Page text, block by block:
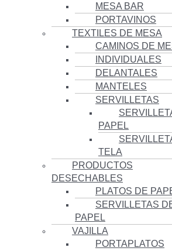
MESA BAR
PORTAVINOS
TEXTILES DE MESA
CAMINOS DE
INDIVIDUALES
DELANTALES
MANTELES
SERVILLETAS
PAPEL
TELA
PRODUCTOS
DESECHABLES
PLATOS DE
SERVILLETAS
PAPEL
VAJILLA
PORTAPLATOS